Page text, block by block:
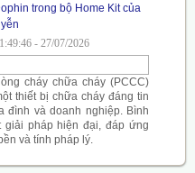
trong bộ Home Kit của
- 27/07/2026
cháy chữa cháy (PCCC)
thiết bị chữa cháy đáng tin
đình và doanh nghiệp. Bình
pháp hiện đại, đáp ứng
và tính pháp lý.